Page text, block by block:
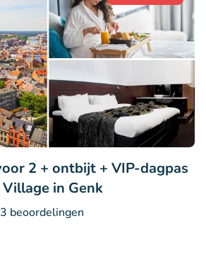
2 + ontbijt + VIP-dagpas
in Genk
beoordelingen